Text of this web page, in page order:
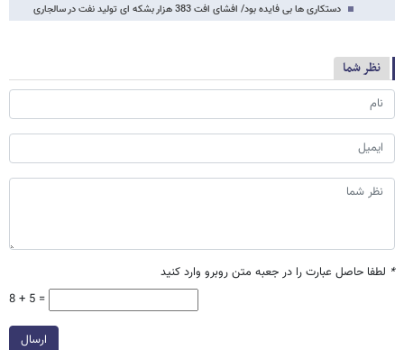
دستکاری ها بی فایده بود/ افشای افت 383 هزار بشکه ای تولید نفت در سالجاری
نظر شما
* لطفا حاصل عبارت را در جعبه متن روبرو وارد کنید
8 + 5 =
ارسال